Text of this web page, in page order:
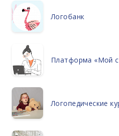
Логобанк
Платформа «Мой
Логопедические